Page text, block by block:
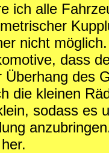
ich alle
nicht
dass
des
die kleinen
sodass es